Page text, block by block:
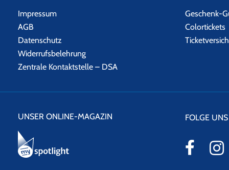
Impressum
AGB
Datenschutz
Widerrufsbelehrung
Zentrale Kontaktstelle – DSA
Geschenk-
Colortickets
UNSER ONLINE-MAGAZIN FOLGE UNS